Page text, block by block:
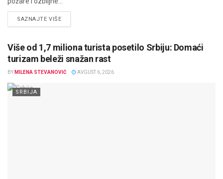
SAZNAJTE VIŠEDETAILS
Više od 1,7 miliona turista posetilo Srbiju: Domaći
turizam beleži snažan rast
BY MILENA STEVANOVIĆ AVGUST 6, 2026
SRBIJA